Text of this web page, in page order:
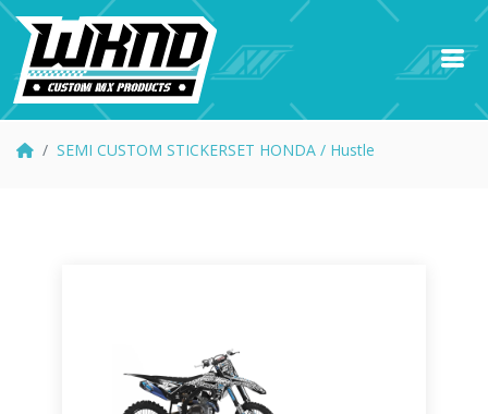
SEMI CUSTOM STICKERSET HONDA / Hustle